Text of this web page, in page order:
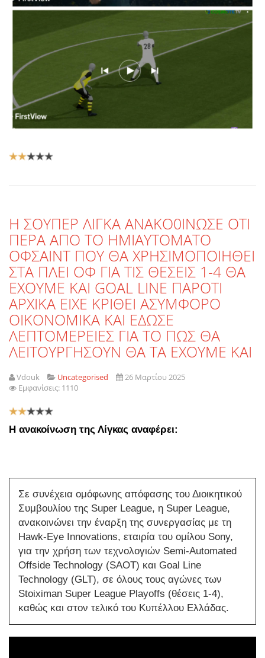
Αξιολόγηση
Η ΣΟΥΠΕΡ ΛΙΓΚΑ ΑΝΑΚΟ0ΙΝΩΣΕ ΟΤΙ
ΠΕΡΑ ΑΠΟ ΤΟ ΗΜΙΑΥΤΟΜΑΤΟ
ΟΦΣΑΙΝΤ ΠΟΥ ΘΑ ΧΡΗΣΙΜΟΠΟΙΗΘΕΙ
ΣΤΑ ΠΛΕΙ ΟΦ ΓΙΑ ΤΙΣ ΘΕΣΕΙΣ 1-4 ΘΑ
ΕΧΟΥΜΕ ΚΑΙ GOAL LINE ΠΑΡΟΤΙ
ΑΡΧΙΚΑ ΕΙΧΕ ΚΡΙΘΕΙ ΑΣΥΜΦΟΡΟ
ΟΙΚΟΝΟΜΙΚΑ ΚΑΙ ΕΔΩΣΕ
ΛΕΠΤΟΜΕΡΕΙΕΣ ΓΙΑ ΤΟ ΠΩΣ ΘΑ
ΛΕΙΤΟΥΡΓΗΣΟΥΝ ΘΑ ΤΑ ΕΧΟΥΜΕ ΚΑΙ
Vdouk Uncategorised
26 Μαρτίου 2025
Εμφανίσεις: 1110
Αξιολόγηση
Η ανακοίνωση της Λίγκας αναφέρει:
Σε συνέχεια ομόφωνης απόφασης του Διοικητικού
Συμβουλίου της Super League, η Super League,
ανακοινώνει την έναρξη της συνεργασίας με τη
Hawk-Eye Innovations, εταιρία του ομίλου Sony,
για την χρήση των τεχνολογιών Semi-Automated
Offside Technology (SAOT) και Goal Line
Technology (GLT), σε όλους τους αγώνες των
Stoiximan Super League Playoffs (θέσεις 1-4),
καθώς και στον τελικό του Κυπέλλου Ελλάδας.